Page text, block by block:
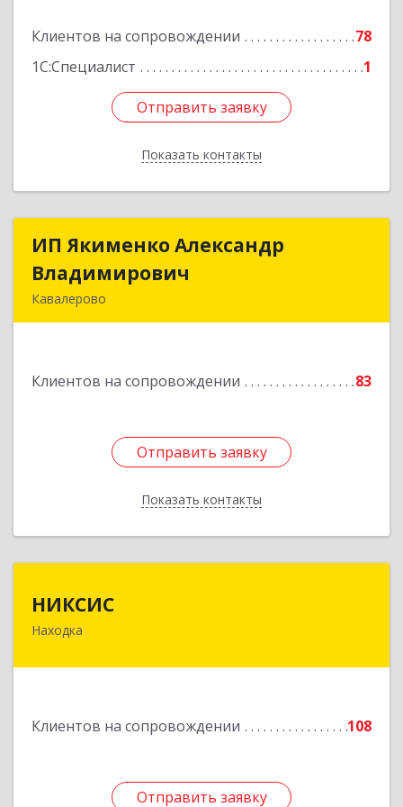
Клиентов на сопровождении
78
1С:Специалист
1
Отправить заявку
Показать контакты
Подробнее
Отправить заявку
Назад
ИП Якименко Александр
Владимирович
Кавалерово
Клиентов на сопровождении 83
Отправить заявку
Показать контакты
ИП Якименко Александр
Подробнее
Отправить заявку
Назад
НИКСИС
Находка
Клиентов на сопровождении 108
Отправить заявку
Отправить заявку